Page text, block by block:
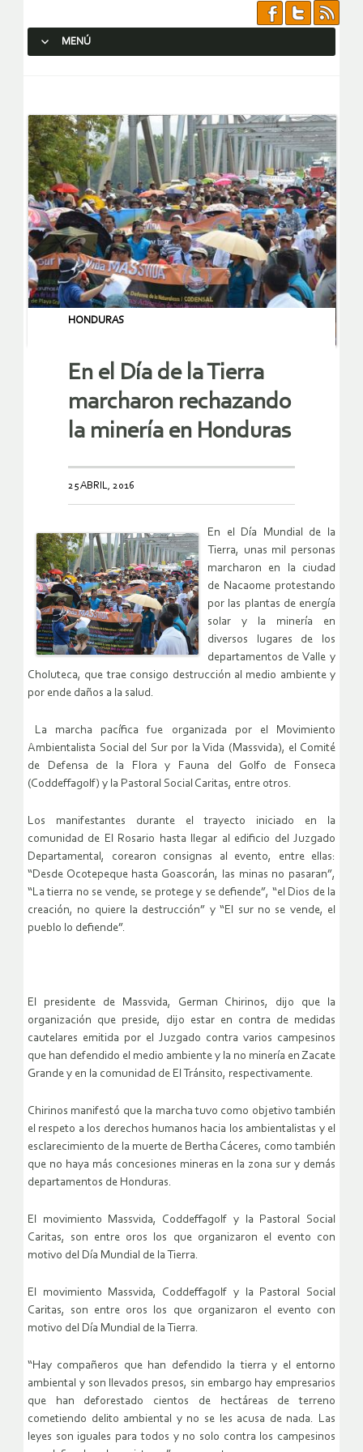
MENÚ
HONDURAS
En el Día de la Tierra
marcharon rechazando
la minería en Honduras
25 ABRIL, 2016
En el Día Mundial de la
Tierra, unas mil personas
marcharon en la ciudad
de Nacaome protestando
por las plantas de energía
solar y la minería en
diversos lugares de los
departamentos de Valle y
Choluteca, que trae consigo destrucción al medio ambiente y
por ende daños a la salud.
La marcha pacífica fue organizada por el Movimiento
Ambientalista Social del Sur por la Vida (Massvida), el Comité
de Defensa de la Flora y Fauna del Golfo de Fonseca
(Coddeffagolf) y la Pastoral Social Caritas, entre otros.
Los manifestantes durante el trayecto iniciado en la
comunidad de El Rosario hasta llegar al edificio del Juzgado
Departamental, corearon consignas al evento, entre ellas:
“Desde Ocotepeque hasta Goascorán, las minas no pasaran”,
“La tierra no se vende, se protege y se defiende”, “el Dios de la
creación, no quiere la destrucción” y “El sur no se vende, el
pueblo lo defiende”.
El presidente de Massvida, German Chirinos, dijo que la
organización que preside, dijo estar en contra de medidas
cautelares emitida por el Juzgado contra varios campesinos
que han defendido el medio ambiente y la no minería en Zacate
Grande y en la comunidad de El Tránsito, respectivamente.
Chirinos manifestó que la marcha tuvo como objetivo también
el respeto a los derechos humanos hacia los ambientalistas y el
esclarecimiento de la muerte de Bertha Cáceres, como también
que no haya más concesiones mineras en la zona sur y demás
departamentos de Honduras.
El movimiento Massvida, Coddeffagolf y la Pastoral Social
Caritas, son entre oros los que organizaron el evento con
motivo del Día Mundial de la Tierra.
El movimiento Massvida, Coddeffagolf y la Pastoral Social
Caritas, son entre oros los que organizaron el evento con
motivo del Día Mundial de la Tierra.
“Hay compañeros que han defendido la tierra y el entorno
ambiental y son llevados presos, sin embargo hay empresarios
que han deforestado cientos de hectáreas de terreno
cometiendo delito ambiental y no se les acusa de nada. Las
leyes son iguales para todos y no solo contra los campesinos